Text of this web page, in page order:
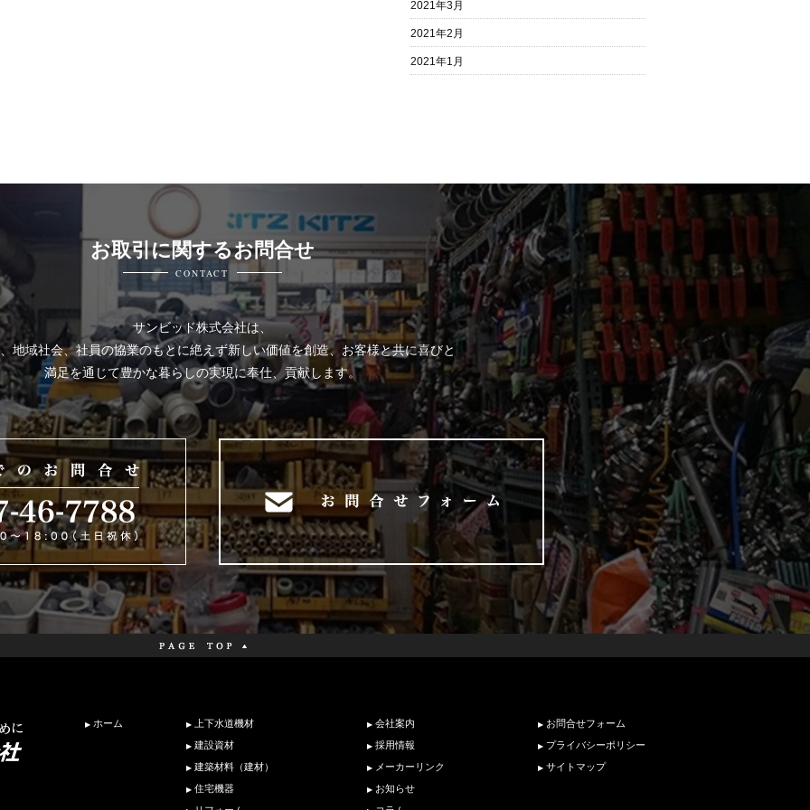
2021年3月
2021年2月
2021年1月
お取引に関するお問合せ
CONTACT
サンビッド株式会社は、
地域社会、社員の協業のもとに絶えず新しい価値を創造、お客様と共に喜びと
満足を通じて豊かな暮らしの実現に奉仕、貢献します。
ホーム
上下水道機材
建設資材
建築材料（建材）
住宅機器
会社案内
採用情報
メーカーリンク
お知らせ
お問合せフォーム
プライバシーポリシー
サイトマップ